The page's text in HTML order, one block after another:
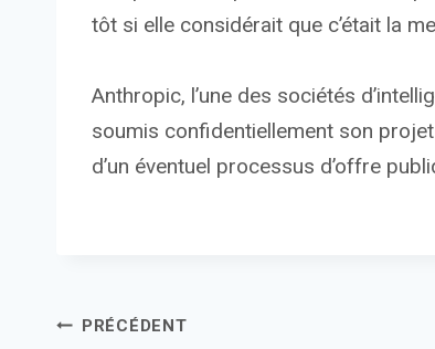
tôt si elle considérait que c’était la
Anthropic, l’une des sociétés
soumis confidentiellement son
d’un éventuel processus d’offre
Navigation
PRÉCÉDENT